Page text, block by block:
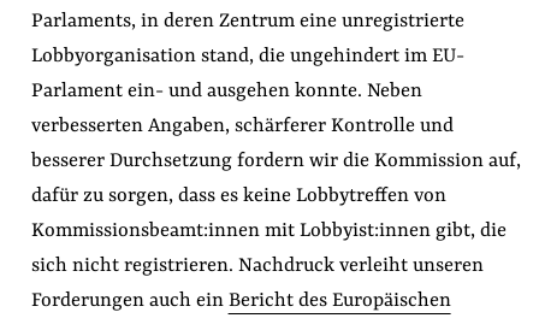
Parlaments, in deren Zentrum eine unregistrierte
Lobbyorganisation stand, die ungehindert im EU-
Parlament ein- und ausgehen konnte. Neben
verbesserten Angaben, schärferer Kontrolle und
besserer Durchsetzung fordern wir die Kommission auf,
dafür zu sorgen, dass es keine Lobbytreffen von
Kommissionsbeamt:innen mit Lobbyist:innen gibt, die
sich nicht registrieren. Nachdruck verleiht unseren
Forderungen auch ein Bericht des Europäischen